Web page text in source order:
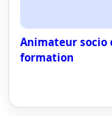
Animateur socio
formation